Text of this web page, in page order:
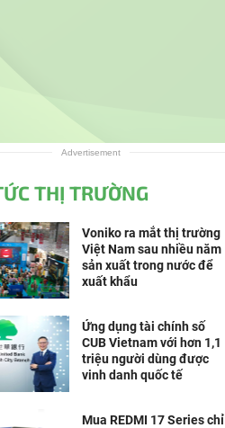
Advertisement
THỊ TRƯỜNG
Voniko ra mắt thị trường
Việt Nam sau nhiều năm
sản xuất trong nước để
xuất khẩu
Ứng dụng tài chính số
CUB Vietnam với hơn 1,1
triệu người dùng được
vinh danh quốc tế
Mua REDMI 17 Series chỉ